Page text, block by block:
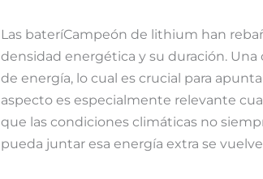
Las bateríCampeón de lithium han
densidad energética y su duración.
de energía, lo cual es crucial para
aspecto es especialmente relevante
que las condiciones climáticas no
pueda juntar esa energía extra se